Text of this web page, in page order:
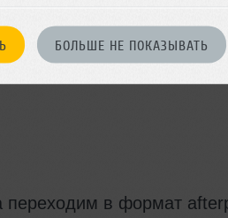
БОЛЬШЕ НЕ ПОКАЗЫВАТЬ
переходим в формат